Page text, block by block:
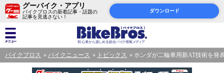
グーバイク・アプリ
バイクブロスの新着記事・話題の
記事を見逃さない！
ダウンロード
バイクブロス バイクニュース トピックス ホンダが二輪車用新AT技術を発